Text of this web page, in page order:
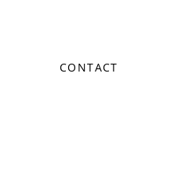
CONTACT